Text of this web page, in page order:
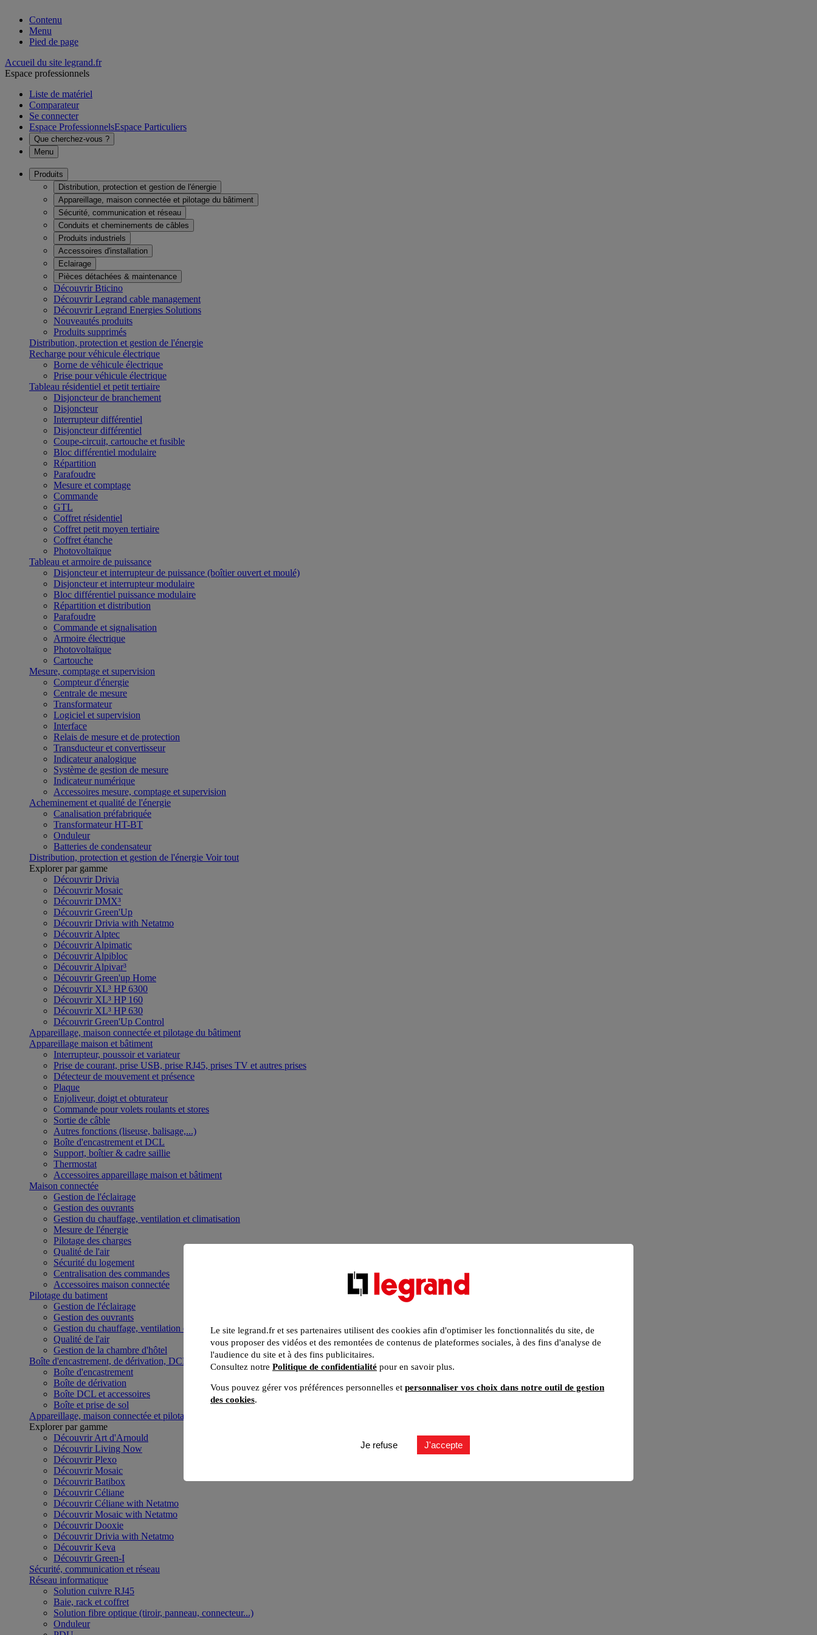
Contenu
Menu
Pied de page
Accueil du site legrand.fr
Espace professionnels
Liste de matériel
Comparateur
Se connecter
Espace ProfessionnelsEspace Particuliers
Que cherchez-vous ?
Menu
Produits
Distribution, protection et gestion de l'énergie
Appareillage, maison connectée et pilotage du bâtiment
Sécurité, communication et réseau
Conduits et cheminements de câbles
Produits industriels
Accessoires d'installation
Eclairage
Pièces détachées & maintenance
Découvrir Bticino
Découvrir Legrand cable management
Découvrir Legrand Energies Solutions
Nouveautés produits
Produits supprimés
Distribution, protection et gestion de l'énergie
Recharge pour véhicule électrique
Borne de véhicule électrique
Prise pour véhicule électrique
Tableau résidentiel et petit tertiaire
Disjoncteur de branchement
Disjoncteur
Interrupteur différentiel
Disjoncteur différentiel
Coupe-circuit, cartouche et fusible
Bloc différentiel modulaire
Répartition
Parafoudre
Mesure et comptage
Commande
GTL
Coffret résidentiel
Coffret petit moyen tertiaire
Coffret étanche
Photovoltaïque
Tableau et armoire de puissance
Disjoncteur et interrupteur de puissance (boîtier ouvert et moulé)
Disjoncteur et interrupteur modulaire
Bloc différentiel puissance modulaire
Répartition et distribution
Parafoudre
Commande et signalisation
Armoire électrique
Photovoltaïque
Cartouche
Mesure, comptage et supervision
Compteur d'énergie
Centrale de mesure
Transformateur
Logiciel et supervision
Interface
Relais de mesure et de protection
Transducteur et convertisseur
Indicateur analogique
Système de gestion de mesure
Indicateur numérique
Accessoires mesure, comptage et supervision
Acheminement et qualité de l'énergie
Canalisation préfabriquée
Transformateur HT-BT
Onduleur
Batteries de condensateur
Distribution, protection et gestion de l'énergie Voir tout
Explorer par gamme
Découvrir Drivia
Découvrir Mosaic
Découvrir DMX³
Découvrir Green'Up
Découvrir Drivia with Netatmo
Découvrir Alptec
Découvrir Alpimatic
Découvrir Alpibloc
Découvrir Alpivar³
Découvrir Green'up Home
Découvrir XL³ HP 6300
Découvrir XL³ HP 160
Découvrir XL³ HP 630
Découvrir Green'Up Control
Appareillage, maison connectée et pilotage du bâtiment
Appareillage maison et bâtiment
Interrupteur, poussoir et variateur
Prise de courant, prise USB, prise RJ45, prises TV et autres prises
Détecteur de mouvement et présence
Plaque
Enjoliveur, doigt et obturateur
Commande pour volets roulants et stores
Sortie de câble
Autres fonctions (liseuse, balisage,...)
Boîte d'encastrement et DCL
Support, boîtier & cadre saillie
Thermostat
Accessoires appareillage maison et bâtiment
Maison connectée
Gestion de l'éclairage
Gestion des ouvrants
Gestion du chauffage, ventilation et climatisation
Mesure de l'énergie
Pilotage des charges
Qualité de l'air
Sécurité du logement
Centralisation des commandes
Accessoires maison connectée
Pilotage du batiment
Gestion de l'éclairage
Gestion des ouvrants
Gestion du chauffage, ventilation et climatisation
Qualité de l'air
Gestion de la chambre d'hôtel
Boîte d'encastrement, de dérivation, DCL et boîte de sol
Boîte d'encastrement
Boîte de dérivation
Boîte DCL et accessoires
Boîte et prise de sol
Appareillage, maison connectée et pilotage du bâtiment
Explorer par gamme
Découvrir Art d'Arnould
Découvrir Living Now
Découvrir Plexo
Découvrir Mosaic
Découvrir Batibox
Découvrir Céliane
Découvrir Céliane with Netatmo
Découvrir Mosaic with Netatmo
Découvrir Dooxie
Découvrir Drivia with Netatmo
Découvrir Keva
Découvrir Green-I
Sécurité, communication et réseau
Réseau informatique
Solution cuivre RJ45
Baie, rack et coffret
Solution fibre optique (tiroir, panneau, connecteur...)
Onduleur
Le site legrand.fr et ses partenaires utilisent des cookies afin d'optimiser les fonctionnalités du site, de
vous proposer des vidéos et des remontées de contenus de plateformes sociales, à des fins d'analyse de
l'audience du site et à des fins publicitaires.
Consultez notre Politique de confidentialité pour en savoir plus.
Vous pouvez gérer vos préférences personnelles et personnaliser vos choix dans notre outil de gestion
des cookies.
Je refuse J'accepte